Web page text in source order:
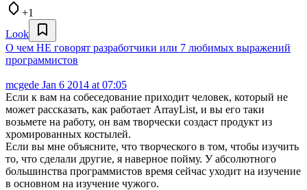
+1
Look
О чем НЕ говорят разработчики или 7 любимых выражений
программистов
mcgede Jan 6 2014 at 07:05
Если к вам на собеседование приходит человек, который не
может рассказать, как работает ArrayList, и вы его таки
возьмете на работу, он вам творчески создаст продукт из
хромированных костылей.
Если вы мне объясните, что творческого в том, чтобы изучить
то, что сделали другие, я наверное пойму. У абсолютного
большинства программистов время сейчас уходит на изучение
в основном на изучение чужого.